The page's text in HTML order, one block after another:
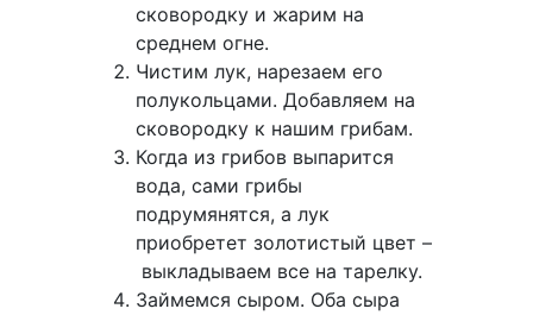
сковородку и жарим на
среднем огне.
Чистим лук, нарезаем его
полукольцами. Добавляем на
сковородку к нашим грибам.
Когда из грибов выпарится
вода, сами грибы
подрумянятся, а лук
приобретет золотистый цвет –
выкладываем все на тарелку.
Займемся сыром. Оба сыра